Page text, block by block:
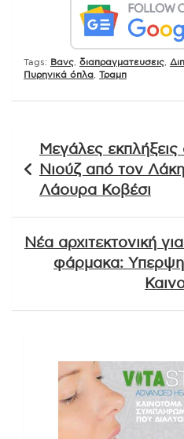
Tags: Βανς διαπραγματευσεις
Πυρηνικά όπλα Τραμπ
άρθρων
Μεγάλες εκπλήξεις
Νιούζ από τον
Λάουρα Κοβέσι
Νέα αρχιτεκτονική
φάρμακα: